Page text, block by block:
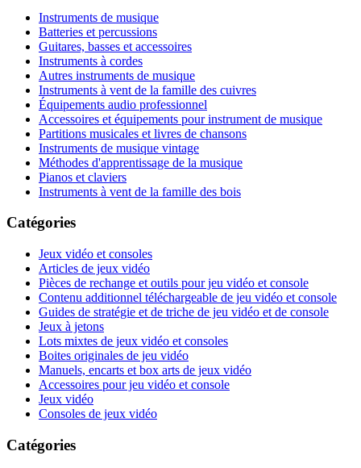
Instruments de musique
Batteries et percussions
Guitares, basses et accessoires
Instruments à cordes
Autres instruments de musique
Instruments à vent de la famille des cuivres
Équipements audio professionnel
Accessoires et équipements pour instrument de musique
Partitions musicales et livres de chansons
Instruments de musique vintage
Méthodes d'apprentissage de la musique
Pianos et claviers
Instruments à vent de la famille des bois
Catégories
Jeux vidéo et consoles
Articles de jeux vidéo
Pièces de rechange et outils pour jeu vidéo et console
Contenu additionnel téléchargeable de jeu vidéo et console
Guides de stratégie et de triche de jeu vidéo et de console
Jeux à jetons
Lots mixtes de jeux vidéo et consoles
Boites originales de jeu vidéo
Manuels, encarts et box arts de jeux vidéo
Accessoires pour jeu vidéo et console
Jeux vidéo
Consoles de jeux vidéo
Catégories